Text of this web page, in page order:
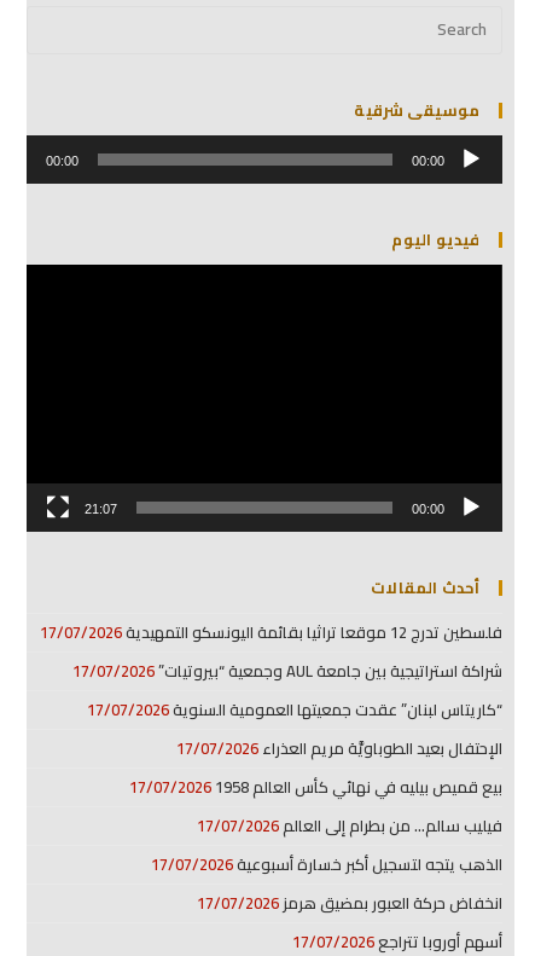
موسيقى شرقية
مشغل
الصوت 00:00
00:00
فيديو اليوم
مشغل
00:00
21:07
أحدث المقالات
فلسطين تدرج 12 موقعا تراثيا بقائمة اليونسكو التمهيدية
17/07/2026
شراكة استراتيجية بين جامعة AUL وجمعية “بيروتيات”
17/07/2026
“كاريتاس لبنان” عقدت جمعيتها العمومية السنوية17/07/2026
الإحتفال بعيد الطوباويَّة مريم العذراء17/07/2026
بيع قميص بيليه في نهائي كأس العالم 1958
17/07/2026
فيليب سالم… من بطرام إلى العالم17/07/2026
الذهب يتجه لتسجيل أكبر خسارة أسبوعية17/07/2026
انخفاض حركة العبور بمضيق هرمز17/07/2026
أسهم أوروبا تتراجع17/07/2026